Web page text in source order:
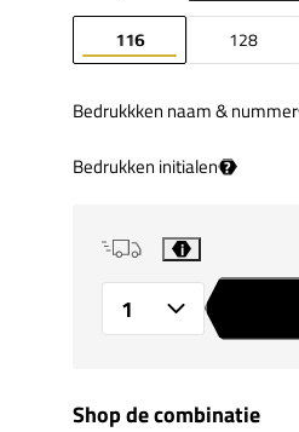
116 128
Bedrukkken naam & nummer
Bedrukken initialen ?
i
Shop de combinatie